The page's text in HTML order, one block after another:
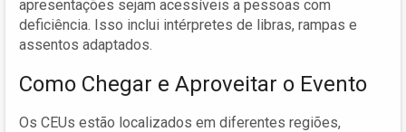
apresentações sejam acessíveis a pessoas com
deficiência. Isso inclui intérpretes de libras, rampas e
assentos adaptados.
Como Chegar e Aproveitar o Evento
Os CEUs estão localizados em diferentes regiões,